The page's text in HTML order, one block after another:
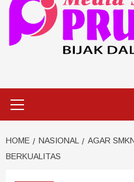
HOME NASIONAL
AGAR
BERKUALITAS